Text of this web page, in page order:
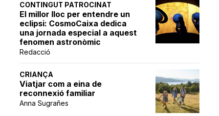
CONTINGUT PATROCINAT
El millor lloc per entendre un
eclipsi: CosmoCaixa dedica
una jornada especial a aquest
fenomen astronòmic
Redacció
CRIANÇA
Viatjar com a eina de
reconnexió familiar
Anna Sugrañes